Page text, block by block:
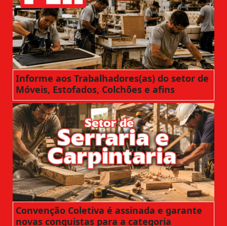
Informe aos Trabalhadores(as) do setor de
Móveis, Estofados, Colchões e afins
Convenção Coletiva é assinada e garante
novas conquistas para a categoria